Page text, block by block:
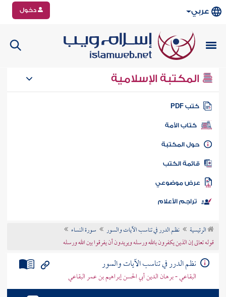
عربي دخول
المكتبة الإسلامية
كتب PDF
كتاب الأمة
المكتبة
الكتب
موضوعي
تراجم الأعلام
الرئيسية نظم الدرر في تناسب الآيات والسور
سورة النساء
قوله تعالى إن الذين يكفرون بالله ورسله ويريدون أن يفرقوا بين الله ورسله
نظم الدرر في تناسب الآيات والسور
البقاعي - برهان الدين أبي الحسن إبراهيم بن عمر البقاعي